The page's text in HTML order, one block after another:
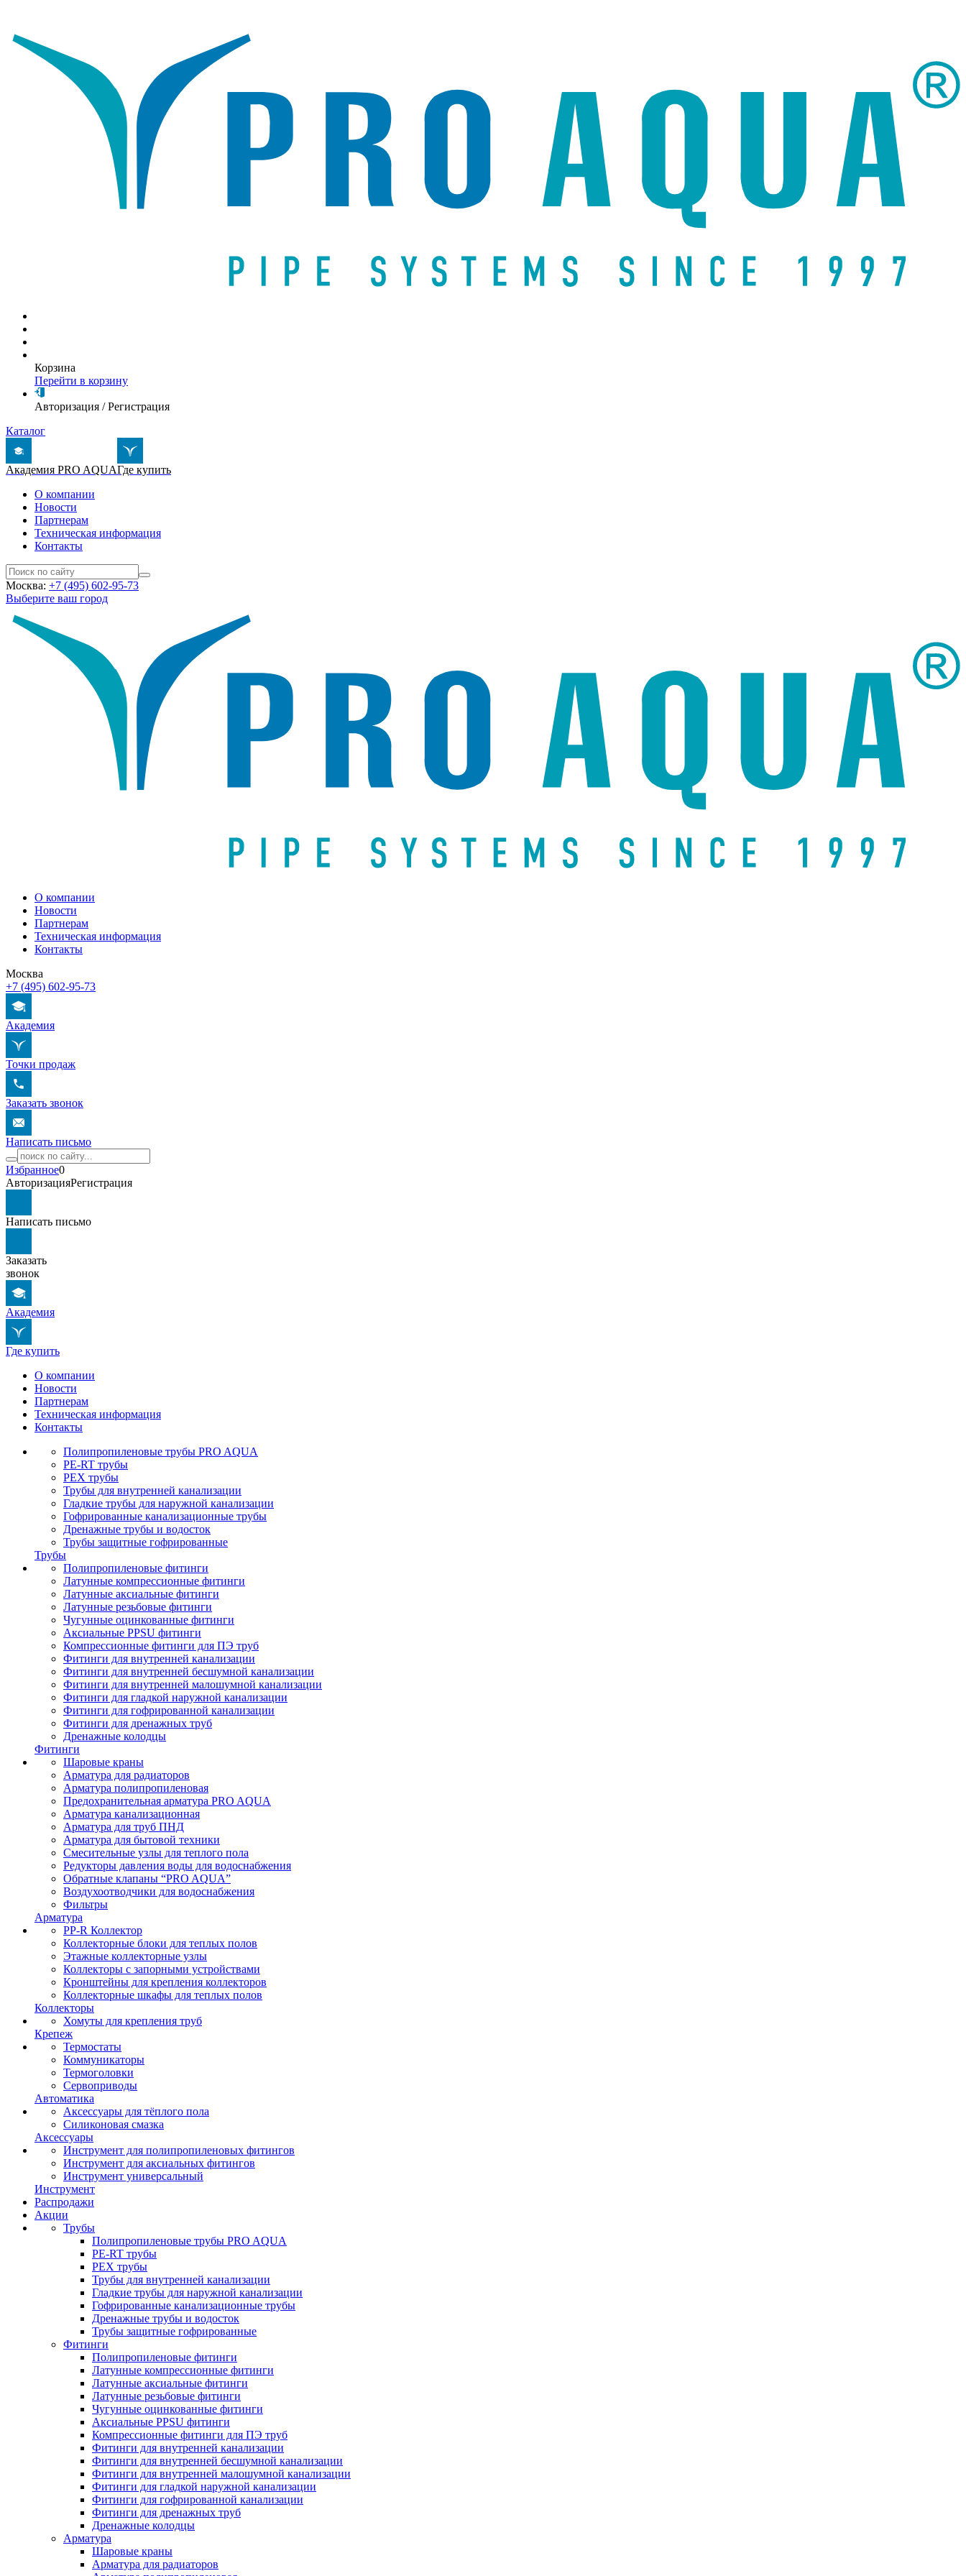
Корзина
Перейти в корзину
Авторизация /Регистрация
Каталог
Академия PRO AQUAГде купить
О компании
Новости
Партнерам
Техническая информация
Контакты
Москва: +7 (495) 602-95-73
Выберите ваш город
О компании
Новости
Партнерам
Техническая информация
Контакты
Москва
+7 (495) 602-95-73
Академия
Точки продаж
Заказать звонок
Написать письмо
Избранное0
АвторизацияРегистрация
Написать письмо
Заказать
звонок
Академия
Где купить
О компании
Новости
Партнерам
Техническая информация
Контакты
Полипропиленовые трубы PRO AQUA
PE-RT трубы
PEX трубы
Трубы для внутренней канализации
Гладкие трубы для наружной канализации
Гофрированные канализационные трубы
Дренажные трубы и водосток
Трубы защитные гофрированные
Трубы
Полипропиленовые фитинги
Латунные компрессионные фитинги
Латунные аксиальные фитинги
Латунные резьбовые фитинги
Чугунные оцинкованные фитинги
Аксиальные PPSU фитинги
Компрессионные фитинги для ПЭ труб
Фитинги для внутренней канализации
Фитинги для внутренней бесшумной канализации
Фитинги для внутренней малошумной канализации
Фитинги для гладкой наружной канализации
Фитинги для гофрированной канализации
Фитинги для дренажных труб
Дренажные колодцы
Фитинги
Шаровые краны
Арматура для радиаторов
Арматура полипропиленовая
Предохранительная арматура PRO AQUA
Арматура канализационная
Арматура для труб ПНД
Арматура для бытовой техники
Смесительные узлы для теплого пола
Редукторы давления воды для водоснабжения
Обратные клапаны “PRO AQUA”
Воздухоотводчики для водоснабжения
Фильтры
Арматура
PP-R Коллектор
Коллекторные блоки для теплых полов
Этажные коллекторные узлы
Коллекторы с запорными устройствами
Кронштейны для крепления коллекторов
Коллекторные шкафы для теплых полов
Коллекторы
Хомуты для крепления труб
Крепеж
Термостаты
Коммуникаторы
Термоголовки
Сервоприводы
Автоматика
Аксессуары для тёплого пола
Силиконовая смазка
Аксессуары
Инструмент для полипропиленовых фитингов
Инструмент для аксиальных фитингов
Инструмент универсальный
Инструмент
Распродажи
Акции
Трубы
Полипропиленовые трубы PRO AQUA
PE-RT трубы
PEX трубы
Трубы для внутренней канализации
Гладкие трубы для наружной канализации
Гофрированные канализационные трубы
Дренажные трубы и водосток
Трубы защитные гофрированные
Фитинги
Полипропиленовые фитинги
Латунные компрессионные фитинги
Латунные аксиальные фитинги
Латунные резьбовые фитинги
Чугунные оцинкованные фитинги
Аксиальные PPSU фитинги
Компрессионные фитинги для ПЭ труб
Фитинги для внутренней канализации
Фитинги для внутренней бесшумной канализации
Фитинги для внутренней малошумной канализации
Фитинги для гладкой наружной канализации
Фитинги для гофрированной канализации
Фитинги для дренажных труб
Дренажные колодцы
Арматура
Шаровые краны
Арматура для радиаторов